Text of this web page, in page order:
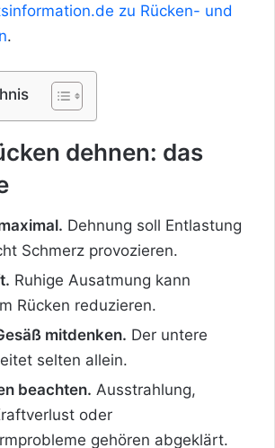
zu Rücken- und
.
dehnen: das
Dehnung soll Entlastung
Schmerz provozieren.
Ruhige Ausatmung kann
Rücken reduzieren.
mitdenken. Der untere
selten allein.
beachten. Ausstrahlung,
oder
gehören abgeklärt.